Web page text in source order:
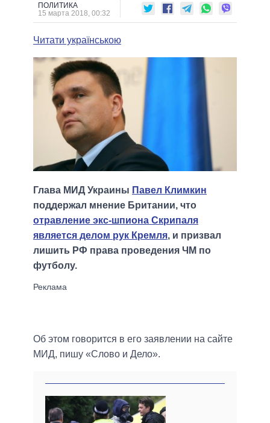
КАБИНЕТ МИНИСТРОВ
МЭРЫ
ВСЕ ПЕРСОНЫ
ПОДДЕРЖАТЬ
СРАВНЕНИЕ ПОЛИТИКОВ
ПОЛИТИКА
15 марта 2018, 00:32
Читати українською
Глава МИД Украины Павел Климкин
поддержал мнение Британии, что
отравление экс-шпиона Скрипаля
является делом рук Кремля, и призвал
лишить РФ права проведения ЧМ по
футболу.
Об этом говорится в его заявлении на сайте
МИД, пишу «Слово и Дело».